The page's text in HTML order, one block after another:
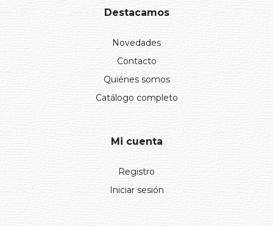
Destacamos
Novedades
Contacto
Quiénes somos
Catálogo completo
Mi cuenta
Registro
Iniciar sesión